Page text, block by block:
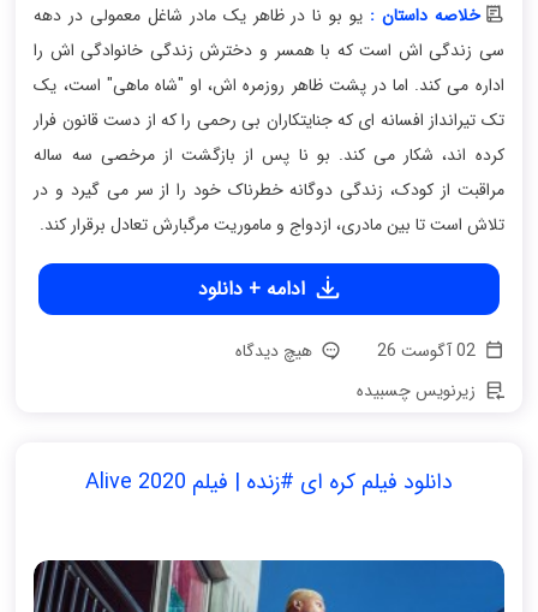
خلاصه داستان : یو بو نا در ظاهر یک مادر شاغل معمولی در دهه
سی زندگی اش است که با همسر و دخترش زندگی خانوادگی اش را
اداره می کند. اما در پشت ظاهر روزمره اش، او "شاه ماهی" است، یک
تک تیرانداز افسانه ای که جنایتکاران بی رحمی را که از دست قانون فرار
کرده اند، شکار می کند. بو نا پس از بازگشت از مرخصی سه ساله
مراقبت از کودک، زندگی دوگانه خطرناک خود را از سر می گیرد و در
تلاش است تا بین مادری، ازدواج و ماموریت مرگبارش تعادل برقرار کند.
ادامه + دانلود
02 آگوست 26
هیچ دیدگاه
زیرنویس چسبیده
دانلود فیلم کره ای #زنده | فیلم Alive 2020